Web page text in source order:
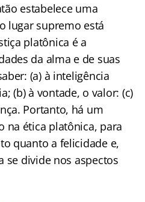
estabelece uma
lugar supremo está
platônica é a
da alma e de suas
(a) à inteligência
(b) à vontade, o valor: (c)
Portanto, há um
na ética platônica, para
quanto a felicidade e,
se divide nos aspectos